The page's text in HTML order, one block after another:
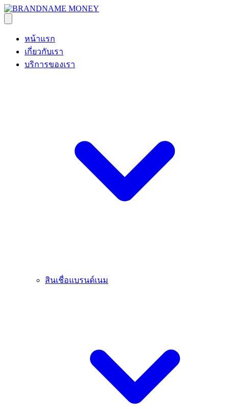
หน้าแรก
เกี่ยวกับเรา
บริการของเรา
สินเชื่อแบรนด์เนม